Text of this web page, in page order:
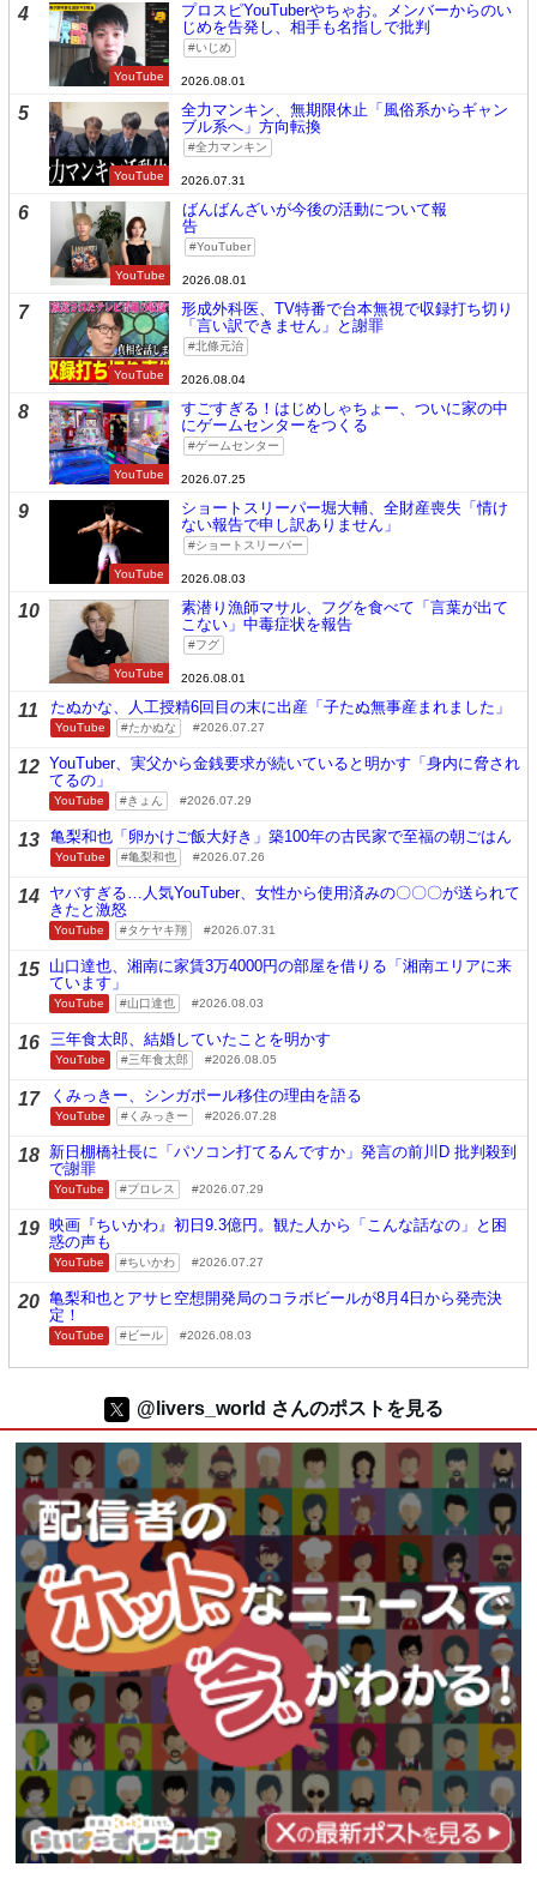
4
YouTube
プロスピYouTuberやちゃお。メンバーからのい
じめを告発し、相手も名指しで批判
いじめ
2026.08.01
5
YouTube
全力マンキン、無期限休止「風俗系からギャン
ブル系へ」方向転換
全力マンキン
2026.07.31
6
YouTube
ばんばんざいが今後の活動について報
告
YouTuber
2026.08.01
7
YouTube
形成外科医、TV特番で台本無視で収録打ち切り
「言い訳できません」と謝罪
北條元治
2026.08.04
8
YouTube
すごすぎる！はじめしゃちょー、ついに家の中
にゲームセンターをつくる
ゲームセンター
2026.07.25
9
YouTube
ショートスリーパー堀大輔、全財産喪失「情け
ない報告で申し訳ありません」
ショートスリーパー
2026.08.03
10
YouTube
素潜り漁師マサル、フグを食べて「言葉が出て
こない」中毒症状を報告
フグ
2026.08.01
11 たぬかな、人工授精6回目の末に出産「子たぬ無事産まれました」
YouTube たかぬな 2026.07.27
12 YouTuber、実父から金銭要求が続いていると明かす「身内に脅され
てるの」
YouTube きょん 2026.07.29
13 亀梨和也「卵かけご飯大好き」築100年の古民家で至福の朝ごはん
YouTube 亀梨和也 2026.07.26
14 ヤバすぎる…人気YouTuber、女性から使用済みの〇〇〇が送られて
きたと激怒
YouTube タケヤキ翔 2026.07.31
15 山口達也、湘南に家賃3万4000円の部屋を借りる「湘南エリアに来
ています」
YouTube 山口達也 2026.08.03
16 三年食太郎、結婚していたことを明かす
YouTube 三年食太郎 2026.08.05
17 くみっきー、シンガポール移住の理由を語る
YouTube くみっきー 2026.07.28
18 新日棚橋社長に「パソコン打てるんですか」発言の前川D 批判殺到
で謝罪
YouTube プロレス 2026.07.29
19 映画『ちいかわ』初日9.3億円。観た人から「こんな話なの」と困
惑の声も
YouTube ちいかわ 2026.07.27
20 亀梨和也とアサヒ空想開発局のコラボビールが8月4日から発売決
定！
YouTube ビール 2026.08.03
@livers_world さんのポストを見る